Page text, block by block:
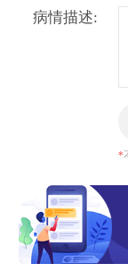
病情描述:
*